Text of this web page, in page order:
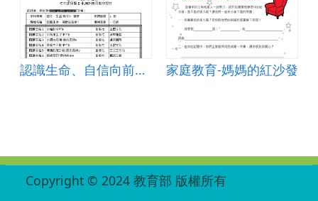
認識生命、自信向前衝！ 家庭教育-媽媽的紅沙發
Copyright © 2024 教育部 版權所有